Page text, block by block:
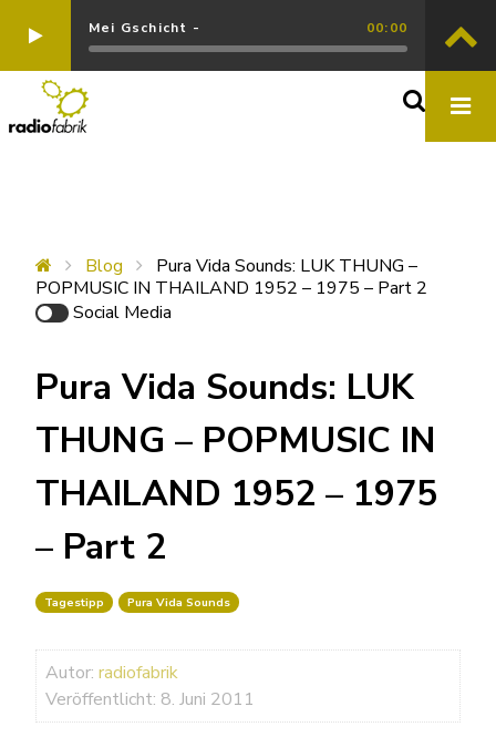
Mei Gschicht - 00:00
Blog
Pura Vida Sounds: LUK THUNG –
POPMUSIC IN THAILAND 1952 – 1975 – Part 2
Social Media
Pura Vida Sounds: LUK
THUNG – POPMUSIC IN
THAILAND 1952 – 1975
– Part 2
Tagestipp Pura Vida Sounds
Autor: radiofabrik
Veröffentlicht: 8. Juni 2011